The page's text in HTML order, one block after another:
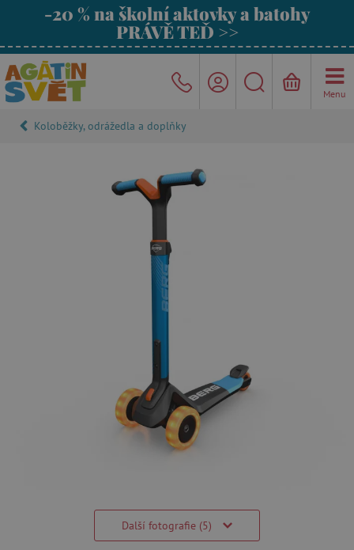
-20 % na školní aktovky a batohy
PRÁVĚ TEĎ >>
Menu
Koloběžky, odrážedla a doplňky
Další fotografie (5)